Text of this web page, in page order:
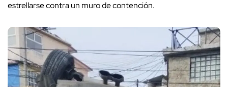
estrellarse contra un muro de contención.